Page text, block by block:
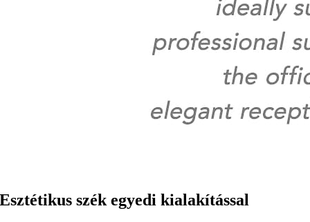
Esztétikus szék egyedi kialakítással